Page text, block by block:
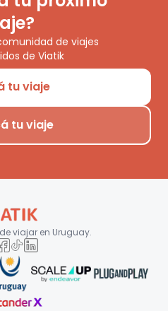
de viajes
de Viatik
tu viaje
tu viaje
viajar en Uruguay.